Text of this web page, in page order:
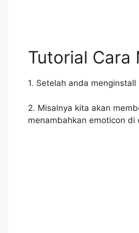
Tutorial Cara
1. Setelah anda
2. Misalnya kita akan
menambahkan emoticon di